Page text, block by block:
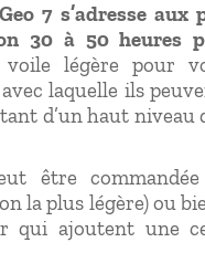
7 s’adresse aux
30 à 50 heures
légère pour
laquelle ils
d’un haut niveau
être
la plus légère) ou
qui ajoutent une